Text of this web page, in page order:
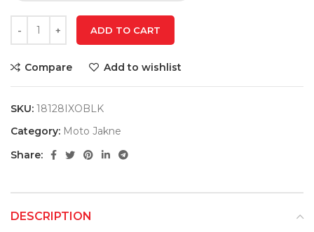
ADD TO CART
Compare Add to wishlist
SKU: 18128IXOBLK
Category: Moto Jakne
Share:
DESCRIPTION